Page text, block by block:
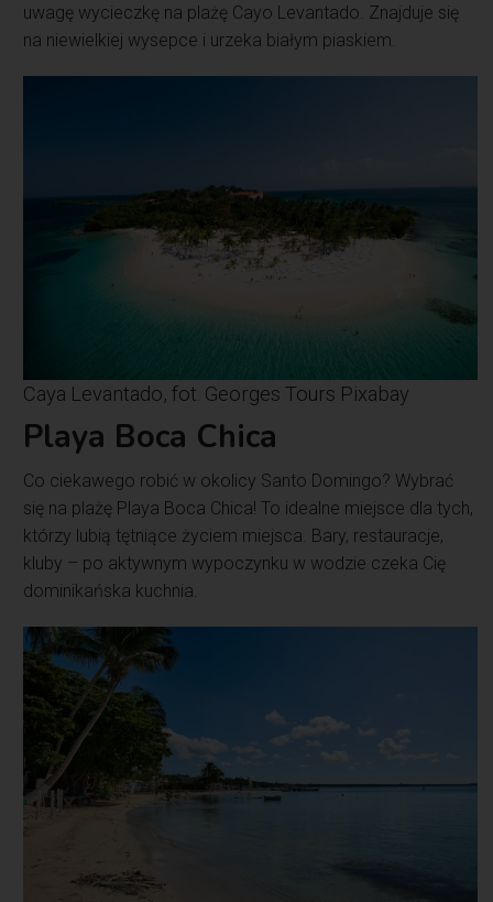
uwagę wycieczkę na plażę Cayo Levantado. Znajduje się
na niewielkiej wysepce i urzeka białym piaskiem.
Caya Levantado, fot. Georges Tours Pixabay
Playa Boca Chica
Co ciekawego robić w okolicy Santo Domingo? Wybrać
się na plażę Playa Boca Chica! To idealne miejsce dla tych,
którzy lubią tętniące życiem miejsca. Bary, restauracje,
kluby – po aktywnym wypoczynku w wodzie czeka Cię
dominikańska kuchnia.